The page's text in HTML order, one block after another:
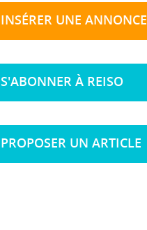
INSÉRER UNE ANNONCE
S'ABONNER À REISO
PROPOSER UN ARTICLE